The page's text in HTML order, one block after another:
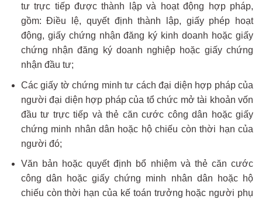
tư trực tiếp được thành lập và hoạt động hợp pháp,
gồm: Điều lệ, quyết định thành lập, giấy phép hoạt
động, giấy chứng nhận đăng ký kinh doanh hoặc giấy
chứng nhận đăng ký doanh nghiệp hoặc giấy chứng
nhận đầu tư;
Các giấy tờ chứng minh tư cách đại diện hợp pháp của
người đại diện hợp pháp của tổ chức mở tài khoản vốn
đầu tư trực tiếp và thẻ căn cước công dân hoặc giấy
chứng minh nhân dân hoặc hộ chiếu còn thời hạn của
người đó;
Văn bản hoặc quyết định bổ nhiệm và thẻ căn cước
công dân hoặc giấy chứng minh nhân dân hoặc hộ
chiếu còn thời hạn của kế toán trưởng hoặc người phụ